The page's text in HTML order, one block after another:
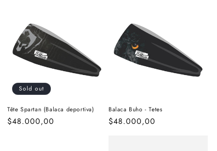
o
n Sold out
Tête Spartan (Balaca deportiva)
Regular
$48.000,00
Balaca Buho - Tetes
Regular
$48.000,00